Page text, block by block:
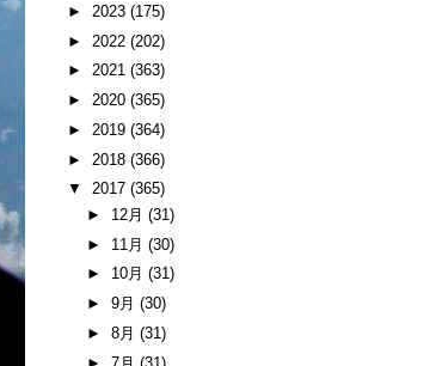
► 2023 (175)
► 2022 (202)
► 2021 (363)
► 2020 (365)
► 2019 (364)
► 2018 (366)
▼ 2017 (365)
► 12月 (31)
► 11月 (30)
► 10月 (31)
► 9月 (30)
► 8月 (31)
► 7月 (31)